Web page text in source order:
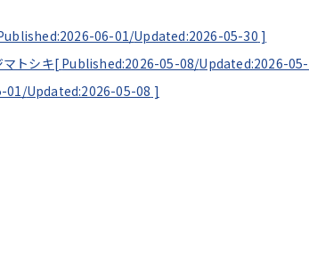
06-01/Updated:2026-05-30 ]
トシキ[ Published:2026-05-08/Updated:2026-
01/Updated:2026-05-08 ]